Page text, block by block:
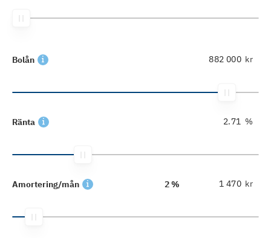
Bolån kr
Ränta %
Amortering/mån 2 % kr